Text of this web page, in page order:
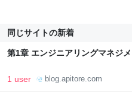
同じサイトの新着
第1章 エンジニアリングマネジ
1 user blog.apitore.com